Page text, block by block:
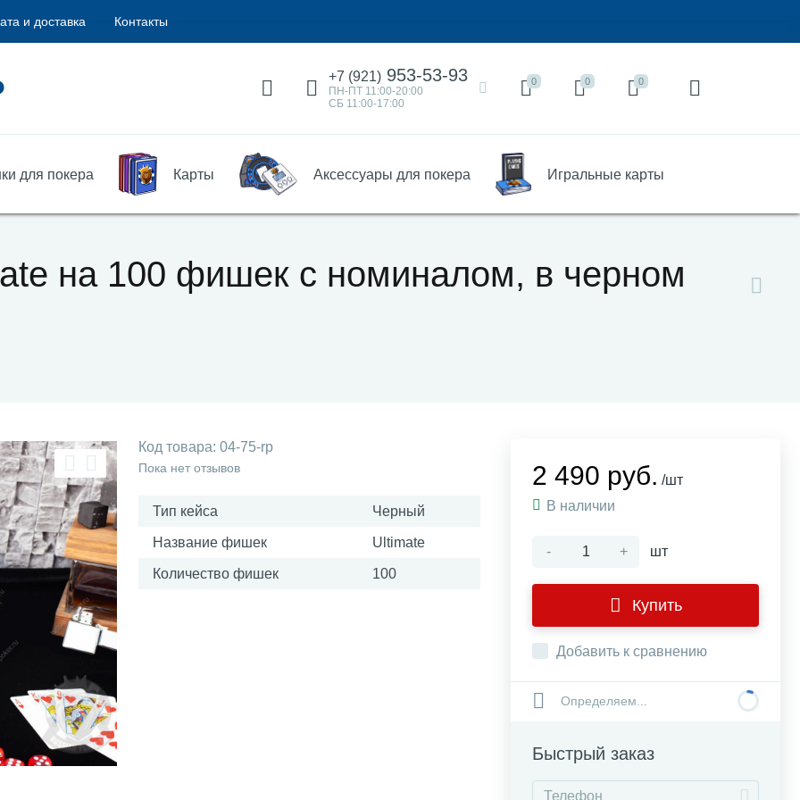
и доставка Контакты
+7 (921) 953-53-93
ПН-ПТ 11:00-20:00
СБ 11:00-17:00
0 0 0
для покера Карты Аксессуары для покера Игральные карты
на 100 фишек с номиналом, в черном
Код товара: 04-75-rp
Пока нет отзывов
Тип кейса Черный
Название фишек Ultimate
Количество фишек 100
2 490 руб. /шт
В наличии
- + шт
Купить
Добавить к сравнению
Определяем...
Быстрый заказ